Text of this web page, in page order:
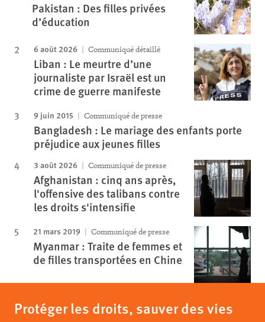
Pakistan : Des filles privées
d’éducation
6 août 2026 Communiqué détaillé
Liban : Le meurtre d’une
journaliste par Israël est un
crime de guerre manifeste
9 juin 2015 Communiqué de presse
Bangladesh : Le mariage des enfants porte
préjudice aux jeunes filles
3 août 2026 Communiqué de presse
Afghanistan : cinq ans après,
l'offensive des talibans contre
les droits s'intensifie
21 mars 2019 Communiqué de presse
Myanmar : Traite de femmes et
de filles transportées en Chine
Protéger les droits, sauver des vies